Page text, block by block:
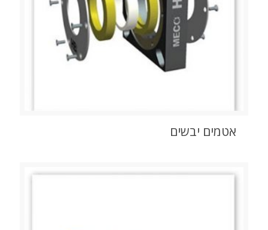
אטמים יבשים